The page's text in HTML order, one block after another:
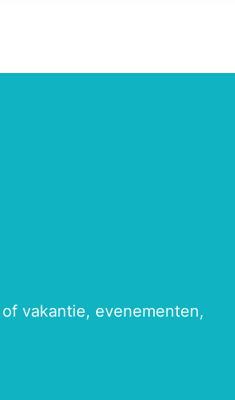
vakantie, evenementen,